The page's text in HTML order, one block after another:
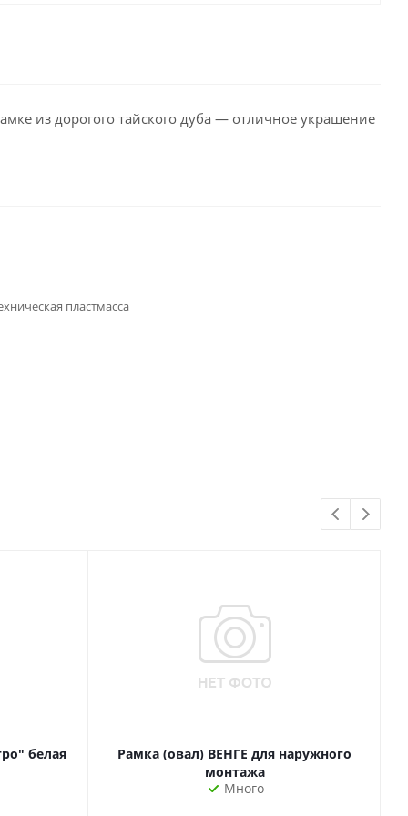
из дорогого тайского дуба — отличное украшение
пластмасса
белая
Рамка (овал) ВЕНГЕ для наружного
монтажа
Много